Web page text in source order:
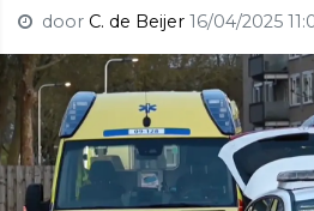
door C. de Beijer 16/04/2025